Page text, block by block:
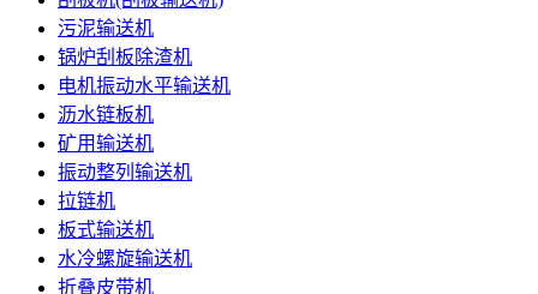
污泥输送机
锅炉刮板除渣机
电机振动水平输送机
沥水链板机
矿用输送机
振动整列输送机
拉链机
板式输送机
水冷螺旋输送机
折叠皮带机